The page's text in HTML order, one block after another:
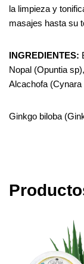
la limpieza y
masajes hasta su
INGREDIENTES:
Nopal (Opuntia
Alcachofa
Ginkgo biloba